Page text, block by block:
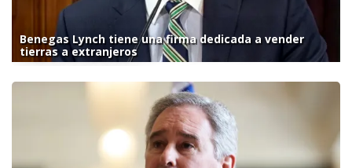
Benegas Lynch tiene una firma dedicada a vender
tierras a extranjeros